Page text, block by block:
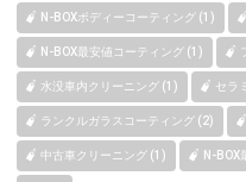
N-BOXボディーコーティング (1)
N-BOX最安値コーティング (1)
水没車内クリーニング (1) セラ
ランクルガラスコーティング (2)
中古車クリーニング (1) N-BOX